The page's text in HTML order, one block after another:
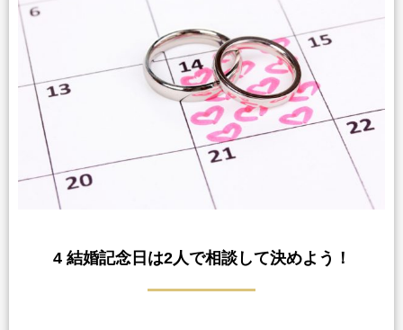
4 結婚記念日は2人で相談して決めよう！